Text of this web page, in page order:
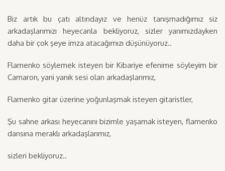
Biz artık bu çatı altındayız ve henüz tanışmadığımız siz
arkadaşlarımızı heyecanla bekliyoruz, sizler yanımızdayken
daha bir çok şeye imza atacağımızı düşünüyoruz..
Flamenko söylemek isteyen bir Kibariye efenime söyleyim bir
Camaron, yani yanık sesi olan arkadaşlarımız,
Flamenko gitar üzerine yoğunlaşmak isteyen gitaristler,
Şu sahne arkası heyecanını bizimle yaşamak isteyen, flamenko
dansına meraklı arkadaşlarımız,
sizleri bekliyoruz..